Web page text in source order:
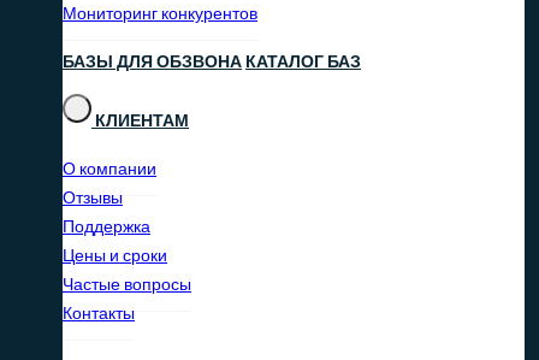
Мониторинг конкурентов
БАЗЫ ДЛЯ ОБЗВОНА КАТАЛОГ БАЗ
КЛИЕНТАМ
О компании
Отзывы
Поддержка
Цены и сроки
Частые вопросы
Контакты